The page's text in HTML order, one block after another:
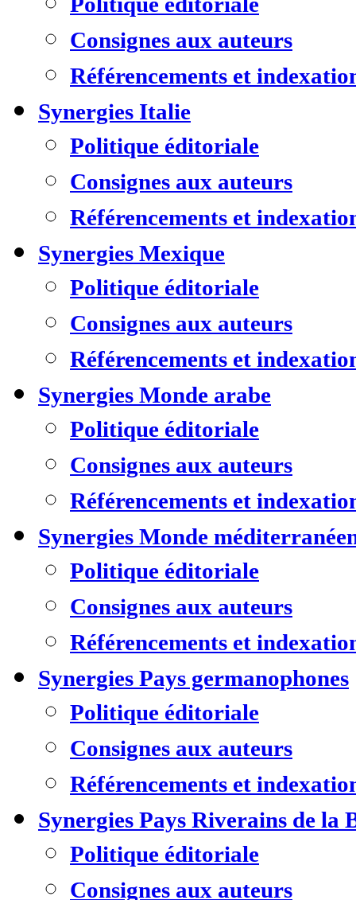
Consignes aux auteurs
Référencements et
Synergies Italie
Politique éditoriale
Consignes aux auteurs
Référencements et
Synergies Mexique
Politique éditoriale
Consignes aux auteurs
Référencements et
Synergies Monde arabe
Politique éditoriale
Consignes aux auteurs
Référencements et
Synergies Monde
Politique éditoriale
Consignes aux auteurs
Référencements et
Synergies Pays germanophones
Politique éditoriale
Consignes aux auteurs
Référencements et
Synergies Pays Riverains de la
Politique éditoriale
Consignes aux auteurs